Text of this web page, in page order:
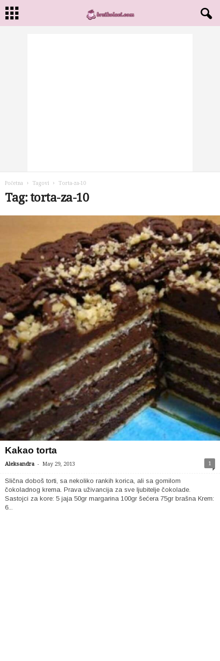
Početna Tagovi Torta-za-10
Tag: torta-za-10
Kakao torta
Aleksandra - May 29, 2013 1
Slična doboš torti, sa nekoliko rankih korica, ali sa gomilom
čokoladnog krema. Prava uživancija za sve ljubitelje čokolade.
Sastojci za kore: 5 jaja 50gr margarina 100gr šećera 75gr brašna Krem:
6...